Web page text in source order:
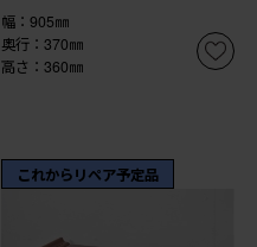
幅：905㎜
奥行：370㎜
高さ：360㎜
これからリペア予定品